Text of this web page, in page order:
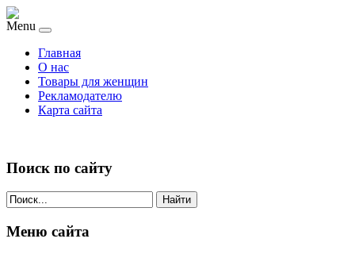
Menu
Главная
О нас
Товары для женщин
Рекламодателю
Карта сайта
Поиск по сайту
Найти
Меню сайта